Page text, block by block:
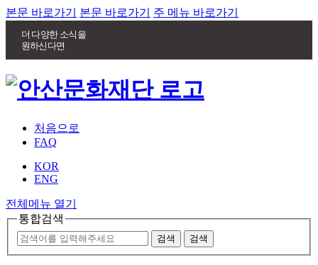
본문 바로가기 본문 바로가기 주 메뉴 바로가기
더 다양한 소식을
원하신다면
처음으로
FAQ
KOR
ENG
전체메뉴 열기
통합검색